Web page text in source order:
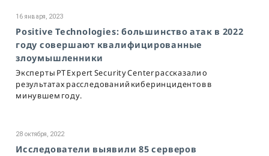
16 января, 2023
Positive Technologies: большинство атак в 2022
году совершают квалифицированные
злоумышленники
Эксперты PT Expert Security Center рассказали о
результатах расследований киберинцидентов в
минувшем году.
28 октября, 2022
Исследователи выявили 85 серверов